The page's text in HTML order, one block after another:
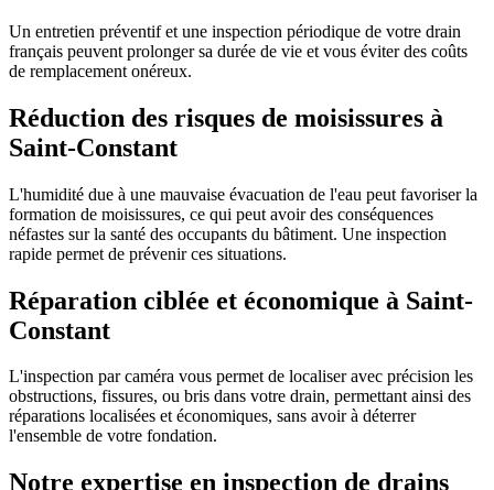
Un entretien préventif et une inspection périodique de votre drain
français peuvent prolonger sa durée de vie et vous éviter des coûts
de remplacement onéreux.
Réduction des risques de moisissures à
Saint-Constant
L'humidité due à une mauvaise évacuation de l'eau peut favoriser la
formation de moisissures, ce qui peut avoir des conséquences
néfastes sur la santé des occupants du bâtiment. Une inspection
rapide permet de prévenir ces situations.
Réparation ciblée et économique à Saint-
Constant
L'inspection par caméra vous permet de localiser avec précision les
obstructions, fissures, ou bris dans votre drain, permettant ainsi des
réparations localisées et économiques, sans avoir à déterrer
l'ensemble de votre fondation.
Notre expertise en inspection de drains